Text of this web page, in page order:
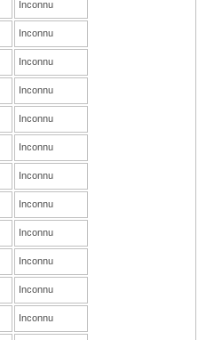
Inconnu
Inconnu
Inconnu
Inconnu
Inconnu
Inconnu
Inconnu
Inconnu
Inconnu
Inconnu
Inconnu
Inconnu